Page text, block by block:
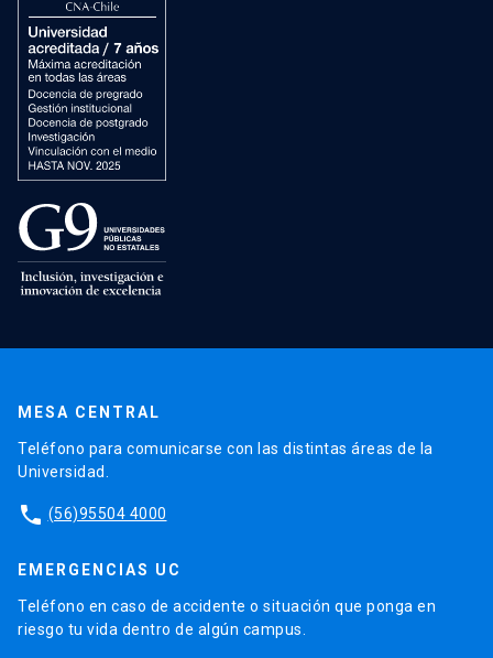
MESA CENTRAL
Teléfono para comunicarse con las distintas áreas de la
Universidad.
phone (56)95504 4000
EMERGENCIAS UC
Teléfono en caso de accidente o situación que ponga en
riesgo tu vida dentro de algún campus.